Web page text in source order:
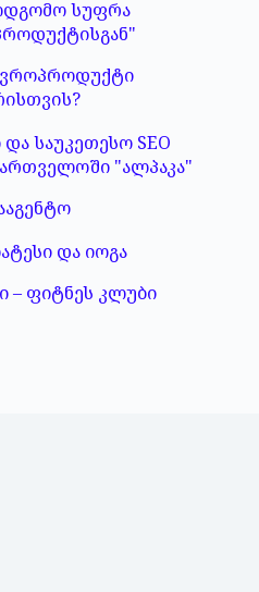
– ფიტნეს კლუბი